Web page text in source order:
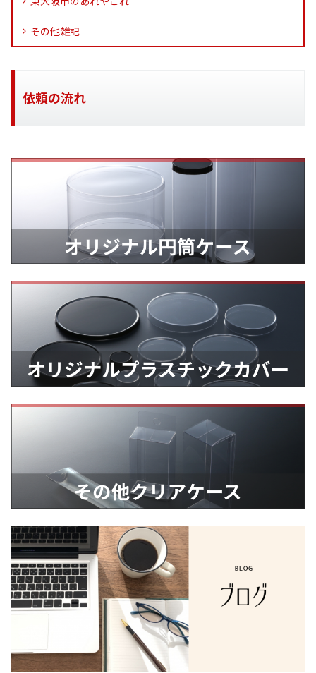
その他雑記
依頼の流れ